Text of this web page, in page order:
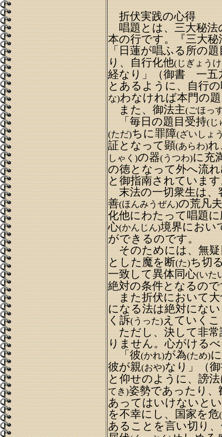
折伏実践の心得
唱題とは、三大秘法
本の行です。『三大秘
「日蓮が唱ふる所の題
り、自行化他(じぎょう
経なり」（御書 一五
とあるように、自行
な)わなければ本門の
また、御法主(ごほっ
「毎日の題目受持(じ
(ただ)ちに罪障(ざいしょ
証となって顕(あらわ)れ
しゃく)の器(うつわ)に充
の徳となって外へ流
と御指南されていま
末法の一切衆生は、
善(ほんみうぜん)の荒凡夫
化他にわたって唱題
心(かんじん)境界におい
ができるのです。
そのためには、無疑
とした魔を断(た)ち切
一致して異体同心(いた
絶対の条件となるの
また折伏において大
になる法は絶対にな
く訴(うった)えていく
ただし、決して非常
りません。心がける
「彼(かれ)が為(ため)
彼が親(おや)なり」（
と仰せのように、謗
てき)姿勢であったり、
あってはいけないと
を不幸にし、国家を危
あることを言い切り